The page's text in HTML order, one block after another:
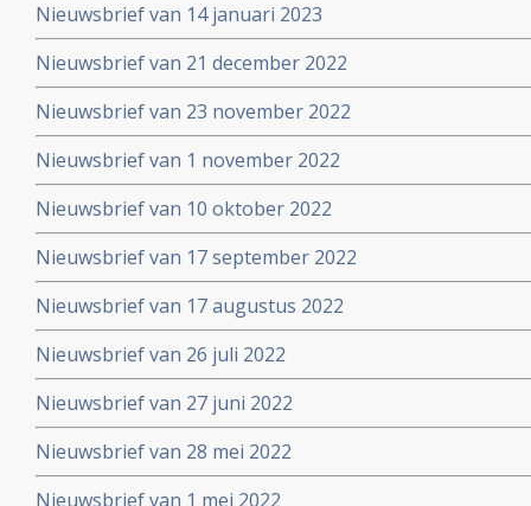
Nieuwsbrief van 14 januari 2023
Nieuwsbrief van 21 december 2022
Nieuwsbrief van 23 november 2022
Nieuwsbrief van 1 november 2022
Nieuwsbrief van 10 oktober 2022
Nieuwsbrief van 17 september 2022
Nieuwsbrief van 17 augustus 2022
Nieuwsbrief van 26 juli 2022
Nieuwsbrief van 27 juni 2022
Nieuwsbrief van 28 mei 2022
Nieuwsbrief van 1 mei 2022